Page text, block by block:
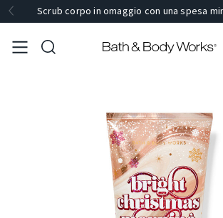
Scrub corpo in omaggio con una spesa